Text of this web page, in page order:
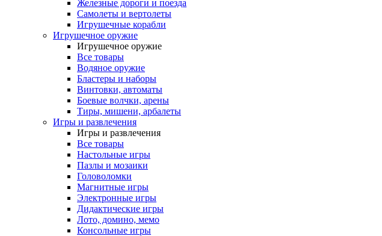
Железные дороги и поезда
Самолеты и вертолеты
Игрушечные корабли
Игрушечное оружие
Игрушечное оружие
Все товары
Водяное оружие
Бластеры и наборы
Винтовки, автоматы
Боевые волчки, арены
Тиры, мишени, арбалеты
Игры и развлечения
Игры и развлечения
Все товары
Настольные игры
Пазлы и мозаики
Головоломки
Магнитные игры
Электронные игры
Дидактические игры
Лото, домино, мемо
Консольные игры